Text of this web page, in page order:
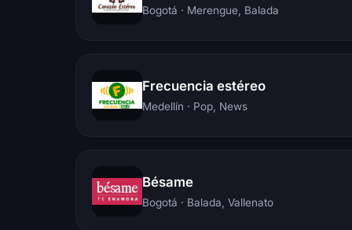
Bogotá · Merengue, Balada
Frecuencia estéreo
Medellín · Pop, News
Bésame
Bogotá · Balada, Vallenato